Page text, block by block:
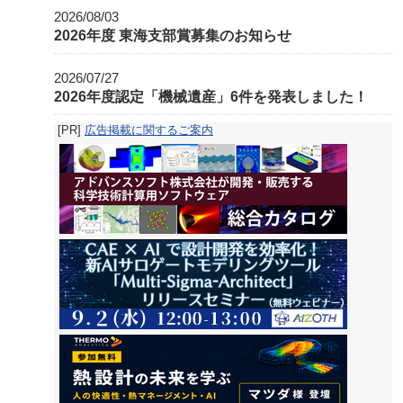
2026/08/03
2026年度 東海支部賞募集のお知らせ
2026/07/27
2026年度認定「機械遺産」6件を発表しました！
[PR] 広告掲載に関するご案内